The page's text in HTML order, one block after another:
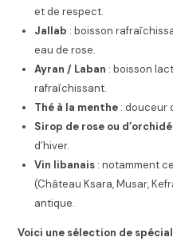
et de respect.
Jallab : boisson
eau de rose.
Ayran / Laban : boisson
rafraîchissant.
Thé à la menthe : douceur
Sirop de rose ou
d’hiver.
Vin libanais : notamment
(Château Ksara, Musar,
antique.
Voici une sélection de